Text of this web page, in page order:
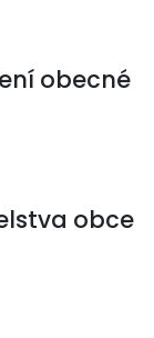
obecné
obce